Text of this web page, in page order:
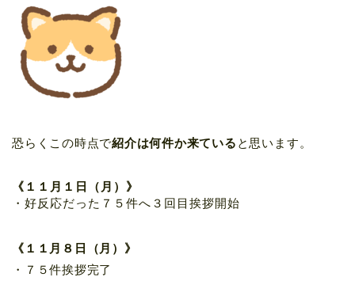
恐らくこの時点で紹介は何件か来ている と思います。
《１１月１日（月）》
・好反応だった７５件へ３回目挨拶開始
《１１月８日（月）》
・７５件挨拶完了